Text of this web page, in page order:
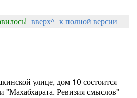
вверх^ к полной версии
улице, дом 10 состоится
"Махабхарата. Ревизия смыслов"